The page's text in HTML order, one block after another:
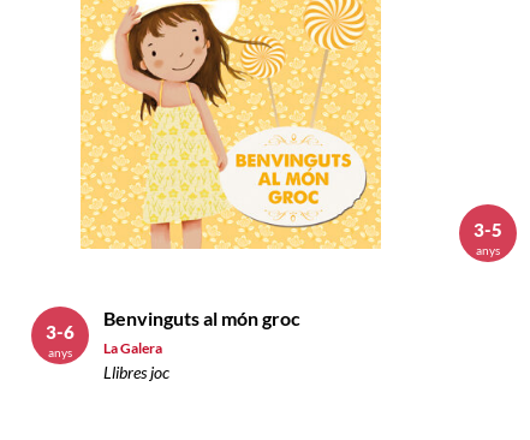
Benvinguts al món groc
La Galera
Llibres joc
3-6
anys
3-5
anys